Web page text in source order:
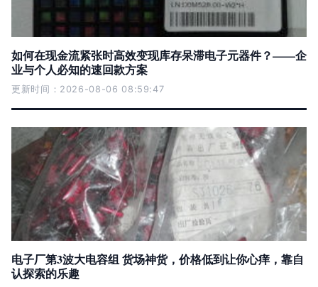
如何在现金流紧张时高效变现库存呆滞电子元器件？——企
业与个人必知的速回款方案
更新时间：2026-08-06 08:59:47
电子厂第3波大电容组 货场神货，价格低到让你心痒，靠自
认探索的乐趣